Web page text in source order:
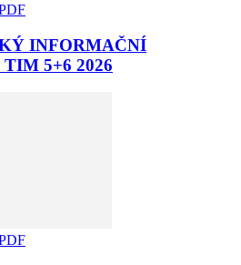
INFORMAČNÍ
5+6 2026